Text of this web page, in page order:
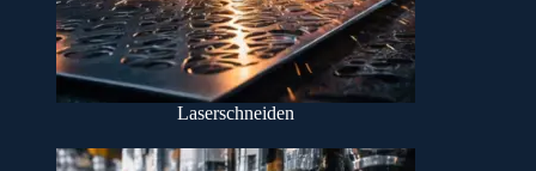
Laserschneiden